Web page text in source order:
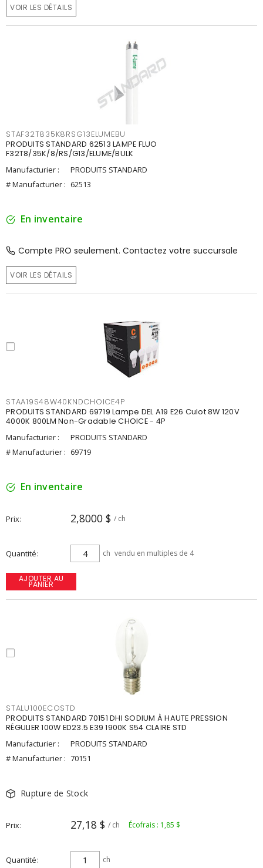
VOIR LES DÉTAILS
STAF32T835K8RSG13ELUMEBU
PRODUITS STANDARD 62513 LAMPE FLUO
F32T8/35K/8/RS/G13/ELUME/BULK
Manufacturier :
PRODUITS STANDARD
# Manufacturier : 62513
En inventaire
Compte PRO seulement. Contactez votre succursale
VOIR LES DÉTAILS
STAA19S48W40KNDCHOICE4P
PRODUITS STANDARD 69719 Lampe DEL A19 E26 Culot 8W 120V
4000K 800LM Non-Gradable CHOICE - 4P
Manufacturier :
PRODUITS STANDARD
# Manufacturier : 69719
En inventaire
Prix 2,8000 $ / ch
Quantité ch vendu en multiples de 4
AJOUTER AU
PANIER
STALU100ECOSTD
PRODUITS STANDARD 70151 DHI SODIUM À HAUTE PRESSION
RÉGULIER 100W ED23.5 E39 1900K S54 CLAIRE STD
Manufacturier :
PRODUITS STANDARD
# Manufacturier : 70151
Rupture de Stock
Prix 27,18 $ / ch Écofrais : 1,85 $
Quantité ch